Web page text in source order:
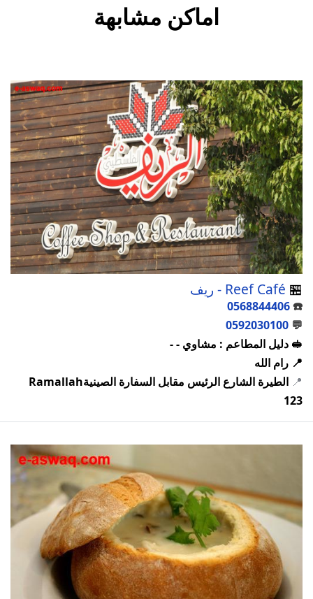
اماكن مشابهة
🏪 Reef Café - ريف
☎️
0568844406
💬
0592030100
🥪 دليل المطاعم : مشاوي - -
📍 رام الله
📍
الطيرة الشارع الرئيس مقابل السفارة الصينيةRamallah
123